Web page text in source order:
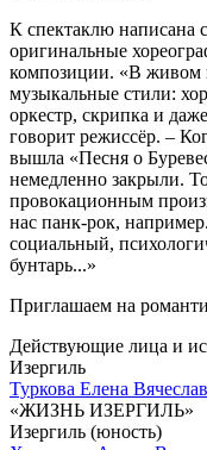
К спектаклю написана
оригинальные
композиции. «В живом
музыкальные стили:
оркестр, скрипка и
говорит режиссёр. –
вышла «Песня о
немедленно закрыли.
провокационным
нас панк-рок,
социальный,
бунтарь...»
Приглашаем на
Действующие лица и
Изергиль
Туркова Елена
«ЖИЗНЬ ИЗЕРГИЛЬ»
Изергиль (юность)